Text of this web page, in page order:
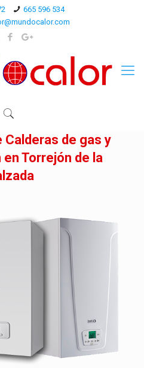
665 596 534
de gas y
Torrejón de la